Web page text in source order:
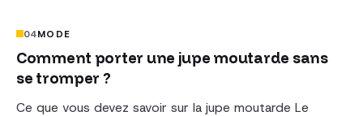
04MODE
Comment porter une jupe moutarde sans
se tromper ?
Ce que vous devez savoir sur la jupe moutarde Le